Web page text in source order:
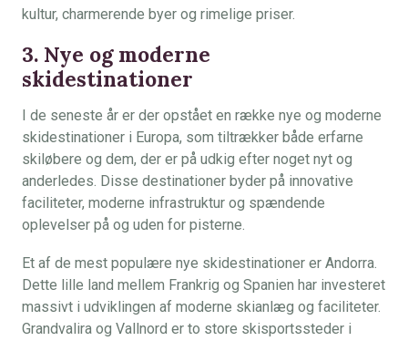
kultur, charmerende byer og rimelige priser.
3. Nye og moderne
skidestinationer
I de seneste år er der opstået en række nye og moderne
skidestinationer i Europa, som tiltrækker både erfarne
skiløbere og dem, der er på udkig efter noget nyt og
anderledes. Disse destinationer byder på innovative
faciliteter, moderne infrastruktur og spændende
oplevelser på og uden for pisterne.
Et af de mest populære nye skidestinationer er Andorra.
Dette lille land mellem Frankrig og Spanien har investeret
massivt i udviklingen af moderne skianlæg og faciliteter.
Grandvalira og Vallnord er to store skisportssteder i